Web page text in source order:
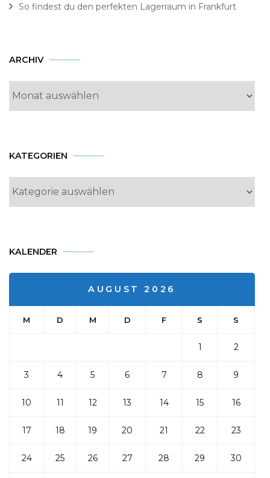
So findest du den perfekten Lagerraum in Frankfurt
ARCHIV Archiv
KATEGORIEN
Kategorien
KALENDER
AUGUST 2026
M D M D F S S
1 2
3 4 5 6 7 8 9
10 11 12 13 14 15 16
17 18 19 20 21 22 23
24 25 26 27 28 29 30